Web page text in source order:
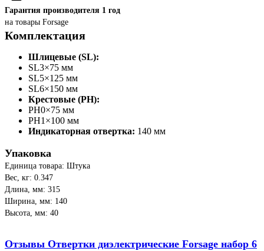
Гарантия производителя 1 год
на товары Forsage
Комплектация
Шлицевые (SL):
SL3×75 мм
SL5×125 мм
SL6×150 мм
Крестовые (PH):
PH0×75 мм
PH1×100 мм
Индикаторная отвертка: 140 мм
Упаковка
Единица товара: Штука
Вес, кг: 0.347
Длина, мм: 315
Ширина, мм: 140
Высота, мм: 40
Отзывы Отвертки диэлектрические Forsage набор 6